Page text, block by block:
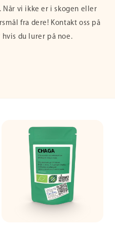
Når vi ikke er i skogen eller
fra dere! Kontakt oss på
du lurer på noe.